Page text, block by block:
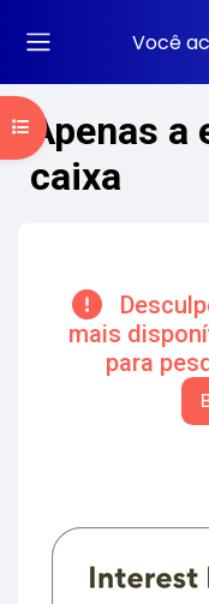
Você
Apenas
caixa
mais
para
Abrir índice do curso